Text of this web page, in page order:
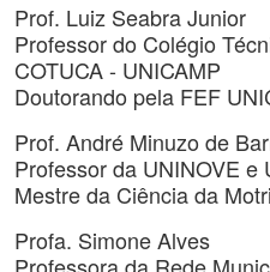
Prof. Luiz Seabra Junior
Professor do Colégio
COTUCA - UNICAMP
Doutorando pela FEF
Prof. André Minuzo de
Professor da UNINOVE e
Mestre da Ciência da
Profa. Simone Alves